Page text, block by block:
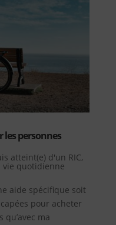
les personnes
atteint(e) d'un RIC,
vie quotidienne
aide spécifique soit
pour acheter
qu’avec ma